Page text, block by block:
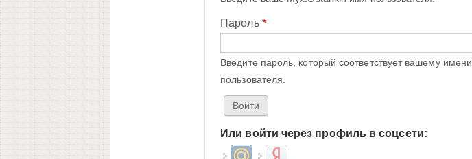
Пароль *
Введите пароль, который соответствует вашему имени
пользователя.
Или войти через профиль в соцсети:
Login with Mail.ruLogin with Яндекс